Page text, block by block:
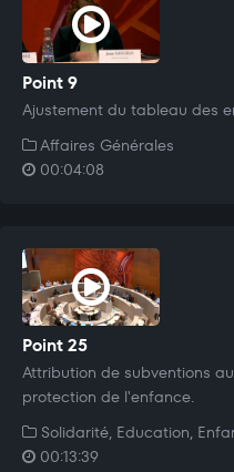
Point 9
Ajustement du tableau des
Affaires Générales
00:04:08
Point 25
Attribution de subventions
protection de l'enfance.
Solidarité, Education,
00:13:39